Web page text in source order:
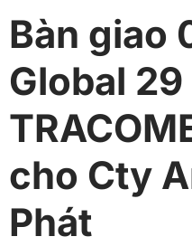
Bàn giao
Global
cho Cty
Phát